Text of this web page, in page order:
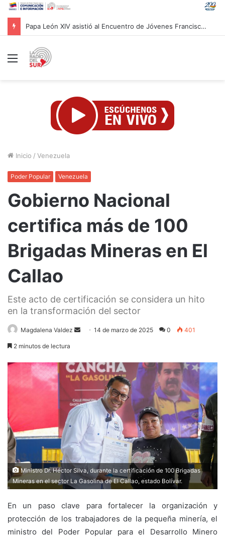
Jefa de Estado inspecciona labores de recuperación de la Escuela Naval en La Guaira
Menú
Inicio / Venezuela
Poder Popular Venezuela
Gobierno Nacional
certifica más de 100
Brigadas Mineras en El
Callao
Este acto de certificación se considera un hito
en la transformación del sector
Magdalena Valdez
Send14 de marzo de 2025 0 401
2 minutos de lectura
Ministro Dr. Héctor Silva, durante la certificación de 100 Brigadas
Mineras en el sector La Gasolina de El Callao, estado Bolívar.
En un paso clave para fortalecer la organización y
protección de los trabajadores de la pequeña minería, el
ministro del Poder Popular para el Desarrollo Minero